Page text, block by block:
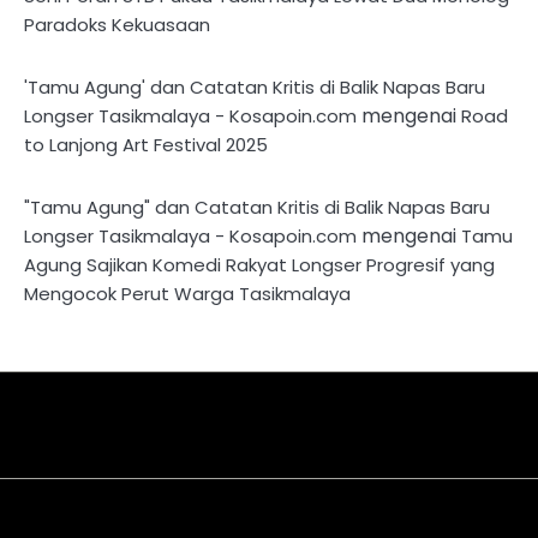
Paradoks Kekuasaan
'Tamu Agung' dan Catatan Kritis di Balik Napas Baru
Longser Tasikmalaya - Kosapoin.com mengenaiRoad
to Lanjong Art Festival 2025
"Tamu Agung" dan Catatan Kritis di Balik Napas Baru
Longser Tasikmalaya - Kosapoin.com mengenai Tamu
Agung Sajikan Komedi Rakyat Longser Progresif yang
Mengocok Perut Warga Tasikmalaya